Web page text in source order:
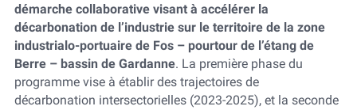
démarche collaborative visant à accélérer la
décarbonation de l’industrie sur le territoire de la zone
industrialo-portuaire de Fos – pourtour de l’étang de
Berre – bassin de Gardanne. La première phase du
programme vise à établir des trajectoires de
décarbonation intersectorielles (2023-2025), et la seconde